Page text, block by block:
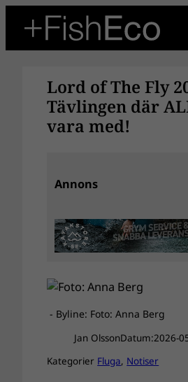
innehåll
Lord of The Fly
Tävlingen där
vara med!
Annons
- Byline: Foto: Anna Berg
Jan OlssonDatum:2026-
Kategorier Fluga, Notiser